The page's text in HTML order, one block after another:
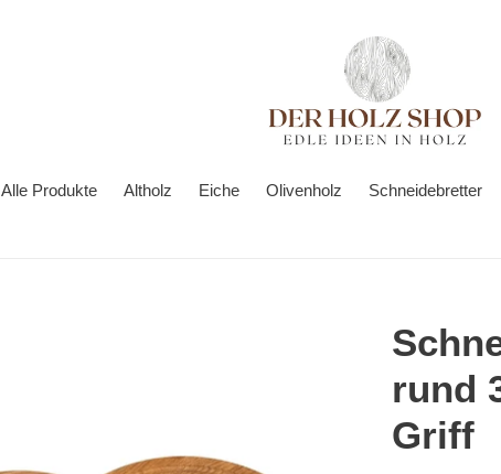
Alle Produkte Altholz Eiche Olivenholz Schneidebretter
rund
Griff